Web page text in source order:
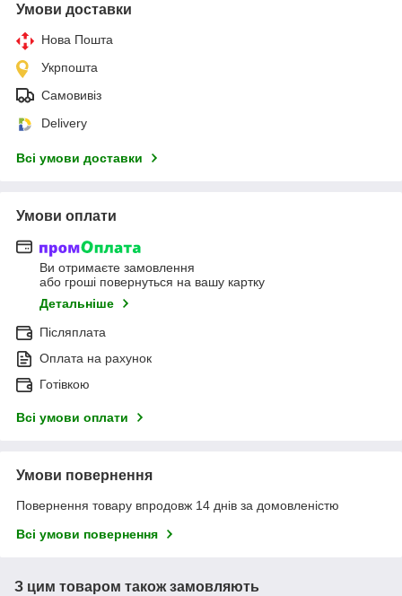
Умови доставки
Нова Пошта
Укрпошта
Самовивіз
Delivery
Всі умови доставки
Умови оплати
Ви отримаєте замовлення
або гроші повернуться на вашу картку
Детальніше
Післяплата
Оплата на рахунок
Готівкою
Всі умови оплати
Умови повернення
Повернення товару впродовж 14 днів за домовленістю
Всі умови повернення
З цим товаром також замовляють